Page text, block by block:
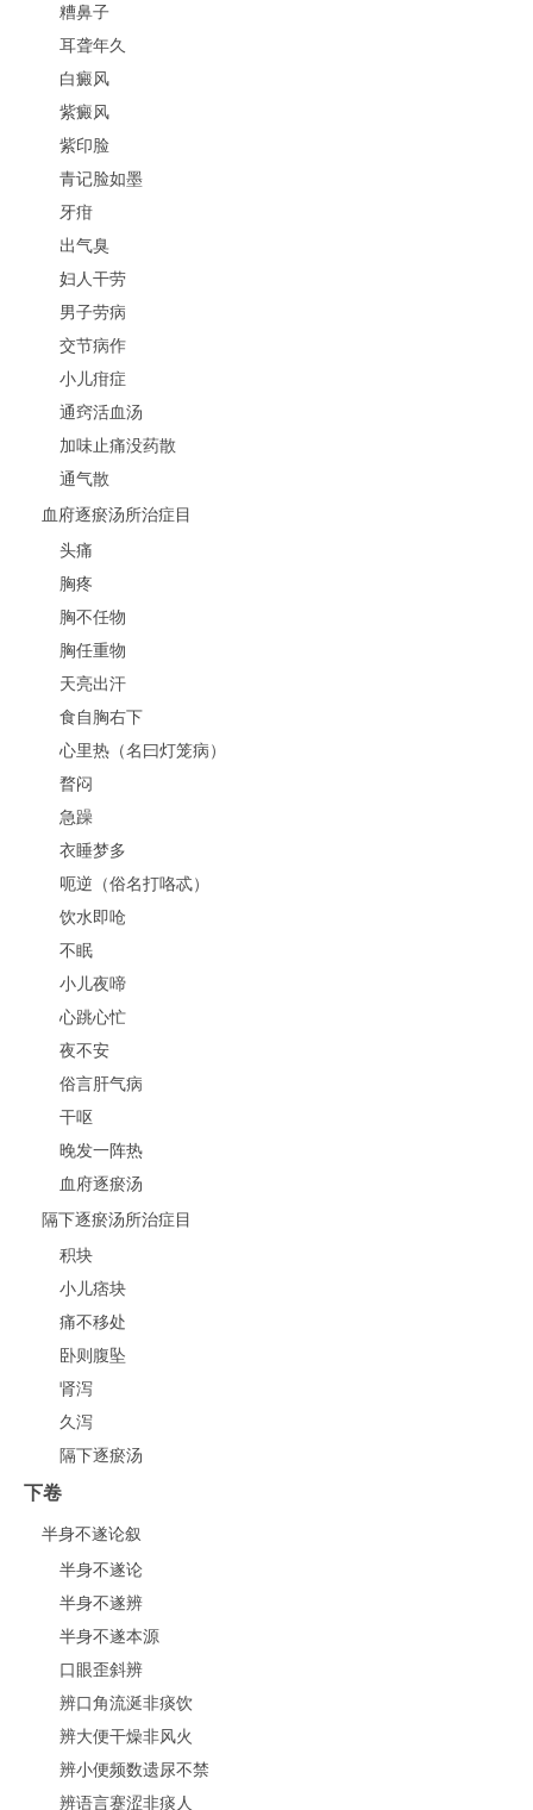
糟鼻子
耳聋年久
白癜风
紫癜风
紫印脸
青记脸如墨
牙疳
出气臭
妇人干劳
男子劳病
交节病作
小儿疳症
通窍活血汤
加味止痛没药散
通气散
血府逐瘀汤所治症目
头痛
胸疼
胸不任物
胸任重物
天亮出汗
食自胸右下
心里热（名曰灯笼病）
瞀闷
急躁
衣睡梦多
呃逆（俗名打咯忒）
饮水即呛
不眠
小儿夜啼
心跳心忙
夜不安
俗言肝气病
干呕
晚发一阵热
血府逐瘀汤
隔下逐瘀汤所治症目
积块
小儿痞块
痛不移处
卧则腹坠
肾泻
久泻
隔下逐瘀汤
下卷
半身不遂论叙
半身不遂论
半身不遂辨
半身不遂本源
口眼歪斜辨
辨口角流涎非痰饮
辨大便干燥非风火
辨小便频数遗尿不禁
辨语言蹇涩非痰人